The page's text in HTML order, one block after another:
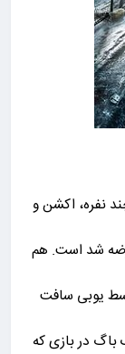
نفره، اکشن و
۲۰۱۶ به بازار عرضه شد است. هم
یوبی سافت
در بازی که